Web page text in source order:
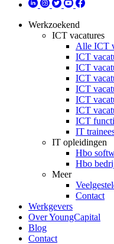
Werkzoekend
ICT vacatures
Alle ICT
ICT
ICT
ICT
ICT
ICT
ICT
ICT
IT
IT opleidingen
Hbo
Hbo
Meer
Contact
Werkgevers
Over YoungCapital
Blog
Contact